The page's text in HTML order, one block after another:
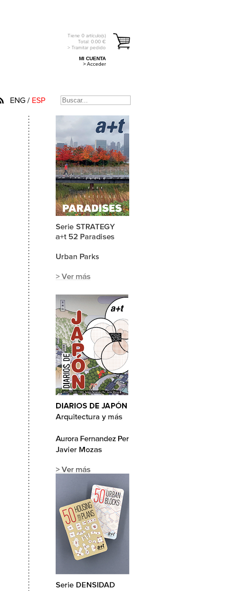
Tiene 0 artículo(s)
Total: 0.00 €
> Tramitar pedido
MI CUENTA
> Acceder
ENG / ESP